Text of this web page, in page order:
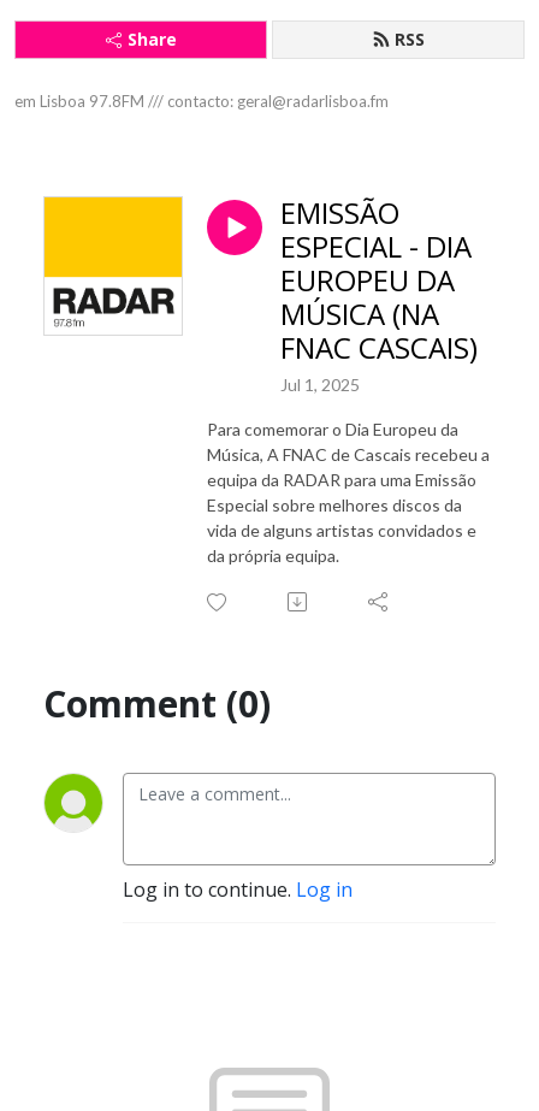
Share RSS
em Lisboa 97.8FM /// contacto: geral@radarlisboa.fm
EMISSÃO
ESPECIAL - DIA
EUROPEU DA
MÚSICA (NA
FNAC CASCAIS)
Jul 1, 2025
Para comemorar o Dia Europeu da
Música, A FNAC de Cascais recebeu a
equipa da RADAR para uma Emissão
Especial sobre melhores discos da
vida de alguns artistas convidados e
da própria equipa.
Comment (0)
Log in to continue. Log in